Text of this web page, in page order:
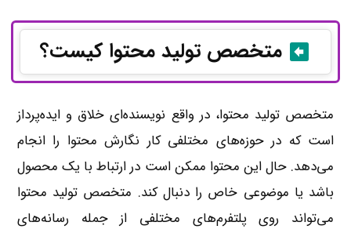
متخصص تولید محتوا کیست؟
متخصص تولید محتوا، در واقع نویسنده‌ای خلاق و ایده‌پرداز
است که در حوزه‌های مختلفی کار نگارش محتوا را انجام
می‌دهد. حال این محتوا ممکن است در ارتباط با یک محصول
باشد یا موضوعی خاص را دنبال کند. متخصص تولید محتوا
می‌تواند روی پلتفرم‌های مختلفی از جمله رسانه‌های